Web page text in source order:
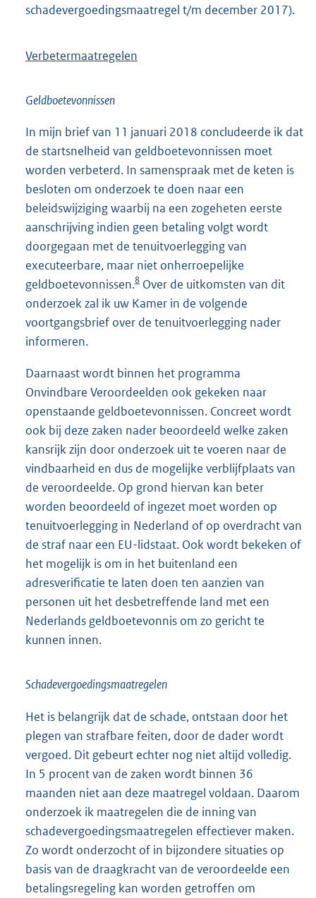
schadevergoedingsmaatregel t/m december 2017).
Verbetermaatregelen
Geldboetevonnissen
In mijn brief van 11 januari 2018 concludeerde ik dat
de startsnelheid van geldboetevonnissen moet
worden verbeterd. In samenspraak met de keten is
besloten om onderzoek te doen naar een
beleidswijziging waarbij na een zogeheten eerste
aanschrijving indien geen betaling volgt wordt
doorgegaan met de tenuitvoerlegging van
executeerbare, maar niet onherroepelijke
geldboetevonnissen.8 Over de uitkomsten van dit
onderzoek zal ik uw Kamer in de volgende
voortgangsbrief over de tenuitvoerlegging nader
informeren.
Daarnaast wordt binnen het programma
Onvindbare Veroordeelden ook gekeken naar
openstaande geldboetevonnissen. Concreet wordt
ook bij deze zaken nader beoordeeld welke zaken
kansrijk zijn door onderzoek uit te voeren naar de
vindbaarheid en dus de mogelijke verblijfplaats van
de veroordeelde. Op grond hiervan kan beter
worden beoordeeld of ingezet moet worden op
tenuitvoerlegging in Nederland of op overdracht van
de straf naar een EU-lidstaat. Ook wordt bekeken of
het mogelijk is om in het buitenland een
adresverificatie te laten doen ten aanzien van
personen uit het desbetreffende land met een
Nederlands geldboetevonnis om zo gericht te
kunnen innen.
Schadevergoedingsmaatregelen
Het is belangrijk dat de schade, ontstaan door het
plegen van strafbare feiten, door de dader wordt
vergoed. Dit gebeurt echter nog niet altijd volledig.
In 5 procent van de zaken wordt binnen 36
maanden niet aan deze maatregel voldaan. Daarom
onderzoek ik maatregelen die de inning van
schadevergoedingsmaatregelen effectiever maken.
Zo wordt onderzocht of in bijzondere situaties op
basis van de draagkracht van de veroordeelde een
betalingsregeling kan worden getroffen om